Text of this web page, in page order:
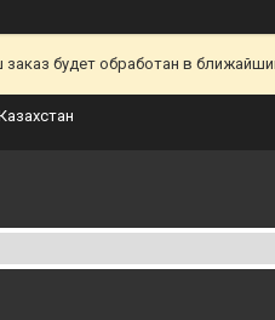
будет обработан в